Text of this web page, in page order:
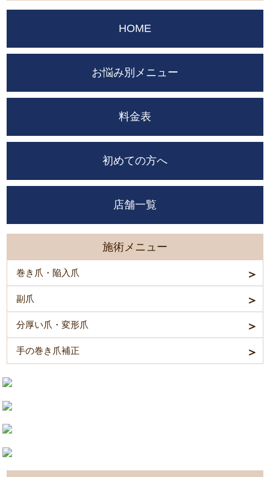
HOME
お悩み別メニュー
料金表
初めての方へ
店舗一覧
施術メニュー
巻き爪・陥入爪
副爪
分厚い爪・変形爪
手の巻き爪補正